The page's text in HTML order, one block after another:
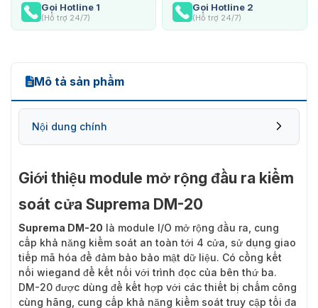
Gọi Hotline 1
(Hỗ trợ 24/7)
Gọi Hotline 2
(Hỗ trợ 24/7)
Mô tả sản phẩm
Nội dung chính
Giới thiệu module mở rộng đầu ra kiểm
soát cửa Suprema DM-20
Suprema DM-20 là module I/O mở rộng đầu ra, cung
cấp khả năng kiểm soát an toàn tới 4 cửa, sử dụng giao
tiếp mã hóa để đảm bảo bảo mật dữ liệu. Có cổng kết
nối wiegand để kết nối với trình đọc của bên thứ ba.
DM-20 được dùng để kết hợp với các thiết bị chấm công
cùng hãng, cung cấp khả năng kiểm soát truy cập tối đa